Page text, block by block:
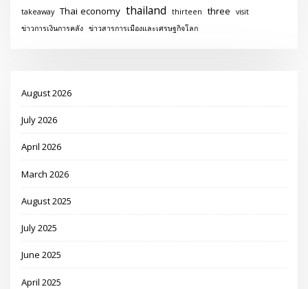
takeaway Thai economy thailand thirteen three
visit
ข่าวการเงินการคลัง ข่าวสารการเมืองและเศรษฐกิจโลก
August 2026
July 2026
April 2026
March 2026
August 2025
July 2025
June 2025
April 2025